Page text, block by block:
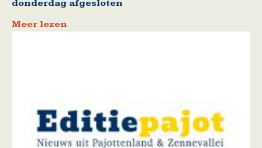
donderdag afgesloten
Meer lezen